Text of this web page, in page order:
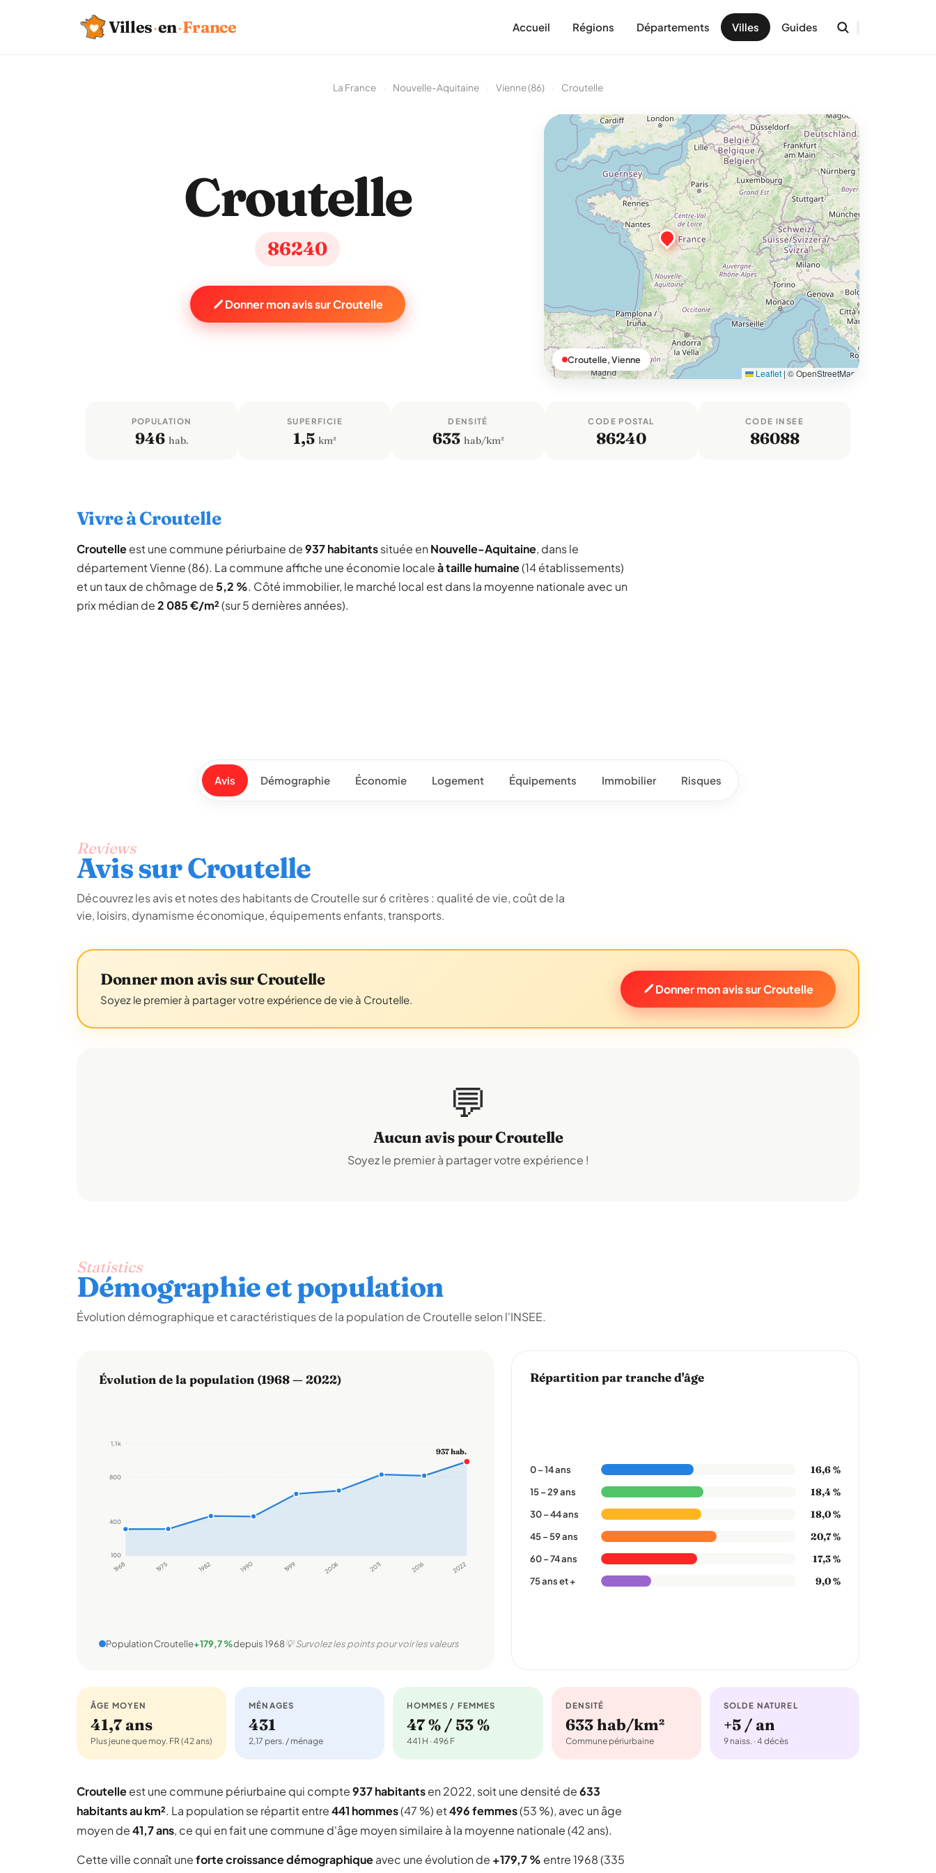
Villes·en·France Accueil Régions Départements Villes Guides
La France Nouvelle-Aquitaine Vienne (86) Croutelle
Croutelle
86240
Donner mon avis sur Croutelle
Leaflet | © OpenStreetMap
Croutelle, Vienne
POPULATION
946 hab.
SUPERFICIE
1,5 km²
DENSITÉ
633 hab/km²
CODE POSTAL
86240
CODE INSEE
86088
Vivre à Croutelle
Croutelleest une commune périurbaine de937 habitantssituée en Nouvelle-Aquitaine, dans le
département Vienne (86). La commune affiche une économie localeà taille humaine(14 établissements)
et un taux de chômage de5,2 %. Côté immobilier, le marché local est dans la moyenne nationale avec un
prix médian de2 085 €/m²(sur 5 dernières années).
Avis Démographie Économie Logement Équipements Immobilier Risques
Reviews
Avis sur Croutelle
Découvrez les avis et notes des habitants de Croutelle sur 6 critères : qualité de vie, coût de la
vie, loisirs, dynamisme économique, équipements enfants, transports.
Donner mon avis sur Croutelle
Soyez le premier à partager votre expérience de vie à Croutelle.
Donner mon avis sur Croutelle
💬
Aucun avis pour Croutelle
Soyez le premier à partager votre expérience !
Statistics
Démographie et population
Évolution démographique et caractéristiques de la population de Croutelle selon l'INSEE.
Évolution de la population (1968 — 2022)
100
400
800
1,1 k
1968 1975 1982 1990 1999 2006 2011 2016 2022
937 hab.
Population Croutelle+179,7 %depuis 1968💡 Survolez les points pour voir les valeurs
Répartition par tranche d'âge
0 – 14 ans 16,6 %
15 – 29 ans 18,4 %
30 – 44 ans 18,0 %
45 – 59 ans 20,7 %
60 – 74 ans 17,3 %
75 ans et + 9,0 %
ÂGE MOYEN
41,7 ans
Plus jeune que moy. FR (42 ans)
MÉNAGES
431
2,17 pers. / ménage
HOMMES / FEMMES
47 % / 53 %
441 H · 496 F
DENSITÉ
633 hab/km²
Commune périurbaine
SOLDE NATUREL
+5 / an
9 naiss. · 4 décès
Croutelleest une commune périurbaine qui compte937 habitantsen 2022, soit une densité de633
habitants au km². La population se répartit entre441 hommes(47 %) et496 femmes(53 %), avec un âge
moyen de41,7 ans, ce qui en fait une commune d'âge moyen similaire à la moyenne nationale (42 ans).
Cette ville connaît uneforte croissance démographiqueavec une évolution de +179,7 % entre 1968 (335